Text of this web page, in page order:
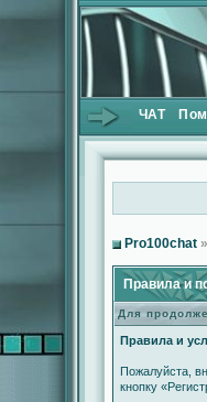
ЧАТ
Pro100chat
Правила и
Для
Правила и
Пожалуйста,
кнопку